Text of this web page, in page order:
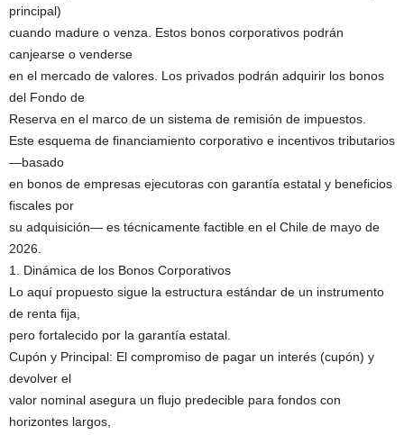
principal)
cuando madure o venza. Estos bonos corporativos podrán
canjearse o venderse
en el mercado de valores. Los privados podrán adquirir los bonos
del Fondo de
Reserva en el marco de un sistema de remisión de impuestos.
Este esquema de financiamiento corporativo e incentivos tributarios
—basado
en bonos de empresas ejecutoras con garantía estatal y beneficios
fiscales por
su adquisición— es técnicamente factible en el Chile de mayo de
2026.
1. Dinámica de los Bonos Corporativos
Lo aquí propuesto sigue la estructura estándar de un instrumento
de renta fija,
pero fortalecido por la garantía estatal.
Cupón y Principal: El compromiso de pagar un interés (cupón) y
devolver el
valor nominal asegura un flujo predecible para fondos con
horizontes largos,